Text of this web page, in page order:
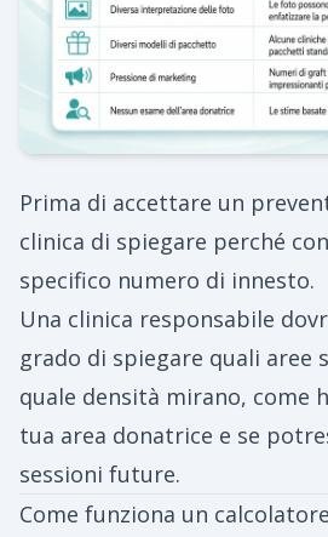
Prima di accettare un
clinica di spiegare perché
specifico numero di innesto.
Una clinica responsabile
grado di spiegare quali aree
quale densità mirano, come
tua area donatrice e se
sessioni future.
Come funziona un